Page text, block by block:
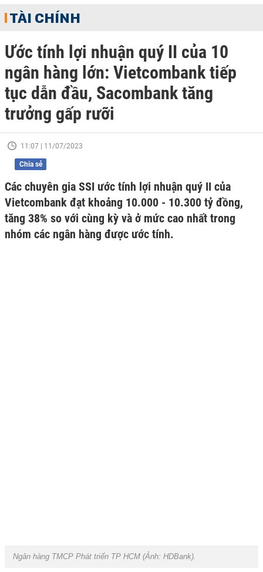
TÀI CHÍNH
Ước tính lợi nhuận quý II của 10
ngân hàng lớn: Vietcombank tiếp
tục dẫn đầu, Sacombank tăng
trưởng gấp rưỡi
11:07 | 11/07/2023
Chia sẻ
Các chuyên gia SSI ước tính lợi nhuận quý II của
Vietcombank đạt khoảng 10.000 - 10.300 tỷ đồng,
tăng 38% so với cùng kỳ và ở mức cao nhất trong
nhóm các ngân hàng được ước tính.
Ngân hàng TMCP Phát triển TP HCM (Ảnh: HDBank).